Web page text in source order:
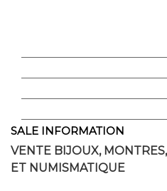
SALE INFORMATION
VENTE BIJOUX,
ET NUMISMATIQUE